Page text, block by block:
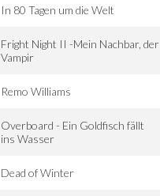
In 80 Tagen um die Welt
Fright Night II -Mein Nachbar, der
Vampir
Remo Williams
Overboard - Ein Goldfisch fällt
ins Wasser
Dead of Winter